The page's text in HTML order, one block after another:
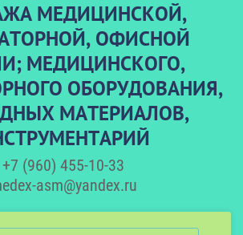
МЕДИЦИНСКОЙ,
ОФИСНОЙ
МЕДИЦИНСКОГО,
ОБОРУДОВАНИЯ,
МАТЕРИАЛОВ,
+7 (960) 455-10-33
asm@yandex.ru